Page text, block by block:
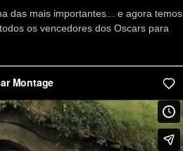
das mais importantes... e agora temos
os vencedores dos Oscars para